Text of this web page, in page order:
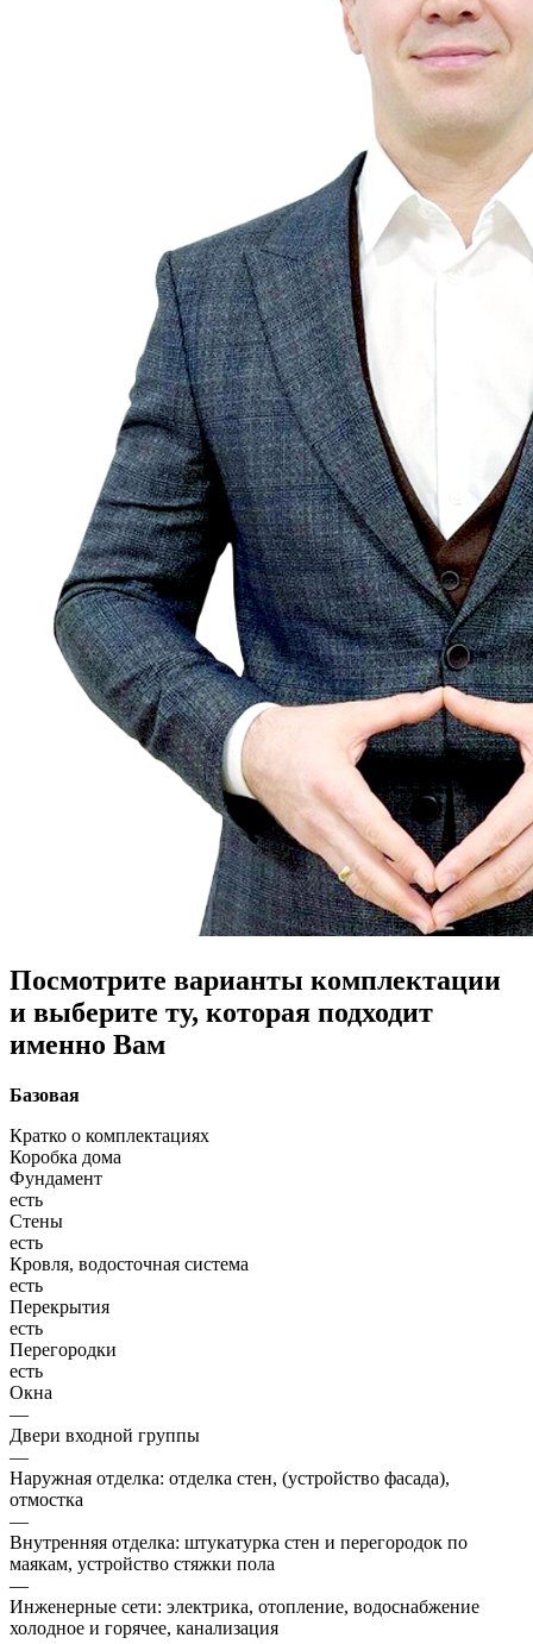
Посмотрите варианты комплектации
и выберите ту, которая подходит
именно Вам
Базовая
Кратко о комплектациях
Коробка дома
Фундамент
есть
Стены
есть
Кровля, водосточная система
есть
Перекрытия
есть
Перегородки
есть
Окна
—
Двери входной группы
—
Наружная отделка: отделка стен, (устройство фасада),
отмостка
—
Внутренняя отделка: штукатурка стен и перегородок по
маякам, устройство стяжки пола
—
Инженерные сети: электрика, отопление, водоснабжение
холодное и горячее, канализация